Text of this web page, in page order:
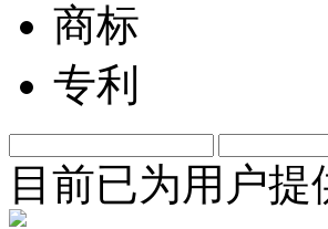
商标
专利
目前已为用户提